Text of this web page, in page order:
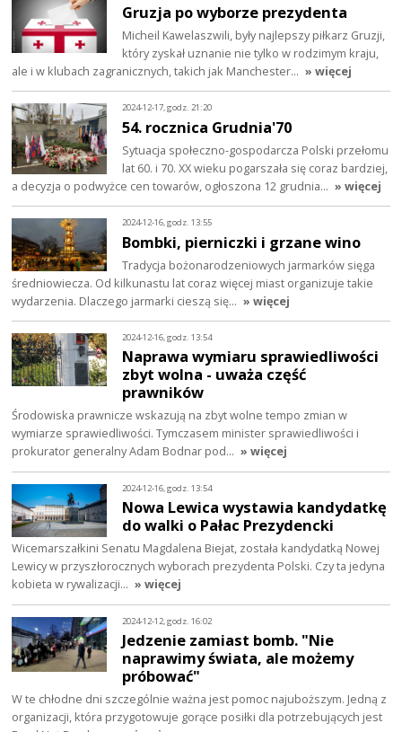
Gruzja po wyborze prezydenta
Micheil Kawelaszwili, były najlepszy piłkarz Gruzji,
który zyskał uznanie nie tylko w rodzimym kraju,
ale i w klubach zagranicznych, takich jak Manchester… » więcej
2024-12-17, godz. 21:20
54. rocznica Grudnia'70
Sytuacja społeczno-gospodarcza Polski przełomu
lat 60. i 70. XX wieku pogarszała się coraz bardziej,
a decyzja o podwyżce cen towarów, ogłoszona 12 grudnia… » więcej
2024-12-16, godz. 13:55
Bombki, pierniczki i grzane wino
Tradycja bożonarodzeniowych jarmarków sięga
średniowiecza. Od kilkunastu lat coraz więcej miast organizuje takie
wydarzenia. Dlaczego jarmarki cieszą się… » więcej
2024-12-16, godz. 13:54
Naprawa wymiaru sprawiedliwości
zbyt wolna - uważa część
prawników
Środowiska prawnicze wskazują na zbyt wolne tempo zmian w
wymiarze sprawiedliwości. Tymczasem minister sprawiedliwości i
prokurator generalny Adam Bodnar pod… » więcej
2024-12-16, godz. 13:54
Nowa Lewica wystawia kandydatkę
do walki o Pałac Prezydencki
Wicemarszałkini Senatu Magdalena Biejat, została kandydatką Nowej
Lewicy w przyszłorocznych wyborach prezydenta Polski. Czy ta jedyna
kobieta w rywalizacji… » więcej
2024-12-12, godz. 16:02
Jedzenie zamiast bomb. "Nie
naprawimy świata, ale możemy
próbować"
W te chłodne dni szczególnie ważna jest pomoc najuboższym. Jedną z
organizacji, która przygotowuje gorące posiłki dla potrzebujących jest